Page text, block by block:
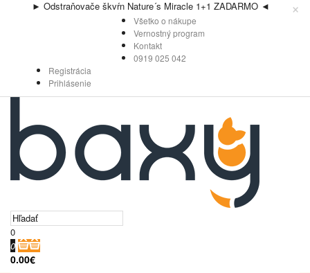
► Odstraňovače škvŕn Nature´s Miracle 1+1 ZADARMO ◄ ×
Všetko o nákupe
Vernostný program
Kontakt
0919 025 042
Registrácia
Prihlásenie
0
0
0.00€